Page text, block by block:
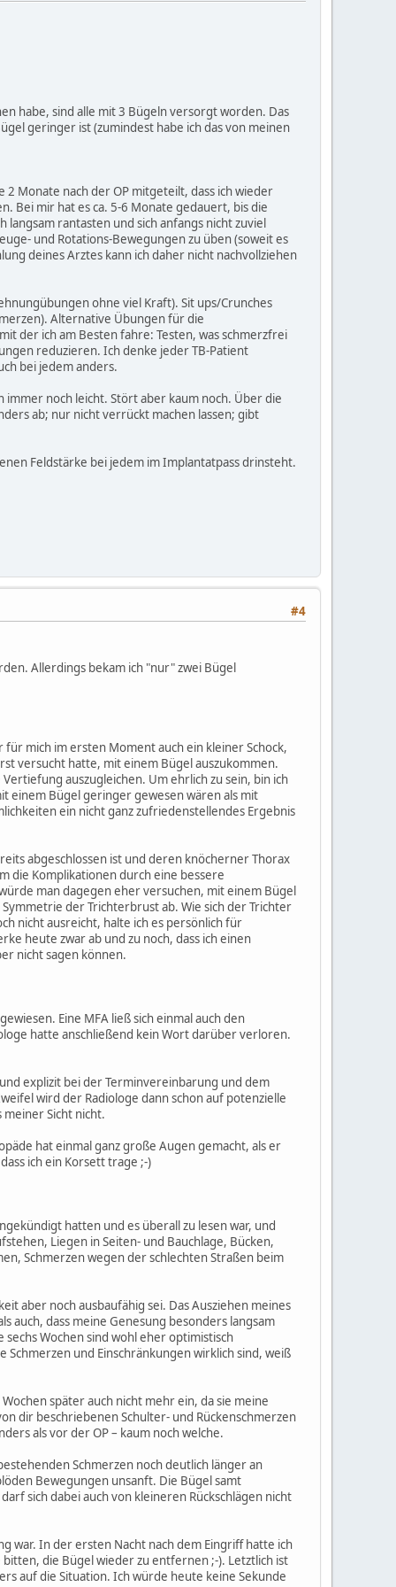
habe, sind alle mit 3 Bügeln versorgt worden. Das
geringer ist (zumindest habe ich das von meinen
Monate nach der OP mitgeteilt, dass ich wieder
Bei mir hat es ca. 5-6 Monate gedauert, bis die
rantasten und sich anfangs nicht zuviel
und Rotations-Bewegungen zu üben (soweit es
deines Arztes kann ich daher nicht nachvollziehen
ohne viel Kraft). Sit ups/Crunches
Alternative Übungen für die
der ich am Besten fahre: Testen, was schmerzfrei
reduzieren. Ich denke jeder TB-Patient
bei jedem anders.
immer noch leicht. Stört aber kaum noch. Über die
ab; nur nicht verrückt machen lassen; gibt
Feldstärke bei jedem im Implantatpass drinsteht.
#4
Allerdings bekam ich "nur" zwei Bügel
mich im ersten Moment auch ein kleiner Schock,
versucht hatte, mit einem Bügel auszukommen.
auszugleichen. Um ehrlich zu sein, bin ich
einem Bügel geringer gewesen wären als mit
ein nicht ganz zufriedenstellendes Ergebnis
abgeschlossen ist und deren knöcherner Thorax
die Komplikationen durch eine bessere
man dagegen eher versuchen, mit einem Bügel
der Trichterbrust ab. Wie sich der Trichter
nicht ausreicht, halte ich es persönlich für
heute zwar ab und zu noch, dass ich einen
nicht sagen können.
Eine MFA ließ sich einmal auch den
hatte anschließend kein Wort darüber verloren.
explizit bei der Terminvereinbarung und dem
wird der Radiologe dann schon auf potenzielle
Sicht nicht.
hat einmal ganz große Augen gemacht, als er
ich ein Korsett trage ;-)
hatten und es überall zu lesen war, und
Liegen in Seiten- und Bauchlage, Bücken,
Schmerzen wegen der schlechten Straßen beim
aber noch ausbaufähig sei. Das Ausziehen meines
auch, dass meine Genesung besonders langsam
Wochen sind wohl eher optimistisch
und Einschränkungen wirklich sind, weiß
später auch nicht mehr ein, da sie meine
dir beschriebenen Schulter- und Rückenschmerzen
als vor der OP – kaum noch welche.
Schmerzen noch deutlich länger an
Bewegungen unsanft. Die Bügel samt
sich dabei auch von kleineren Rückschlägen nicht
war. In der ersten Nacht nach dem Eingriff hatte ich
die Bügel wieder zu entfernen ;-). Letztlich ist
auf die Situation. Ich würde heute keine Sekunde